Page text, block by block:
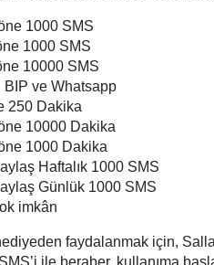
1000 SMS
1000 SMS
10000 SMS
BIP ve Whatsapp
250 Dakika
10000 Dakika
1000 Dakika
Haftalık 1000 SMS
Günlük 1000 SMS
imkân
faydalanmak için,
ile beraber, kullanıma